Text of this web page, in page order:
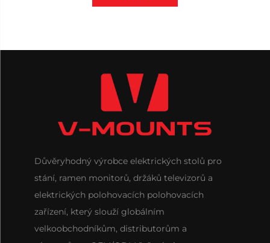
Důvěryhodný výrobce elektrických stolů pro
stání, ramen monitorů, držáků televizorů a
elektrických polohovacích polohovacích
zařízení, který slouží globálním
velkoobchodníkům, distributorům a